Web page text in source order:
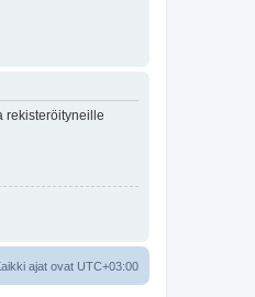
rekisteröityneille
ajat ovat UTC+03:00